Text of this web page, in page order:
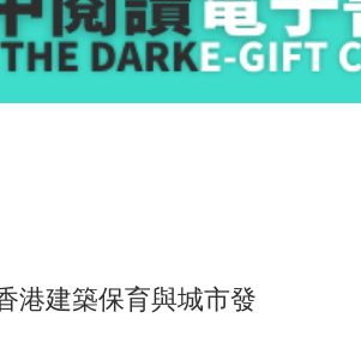
建築保育與城市發